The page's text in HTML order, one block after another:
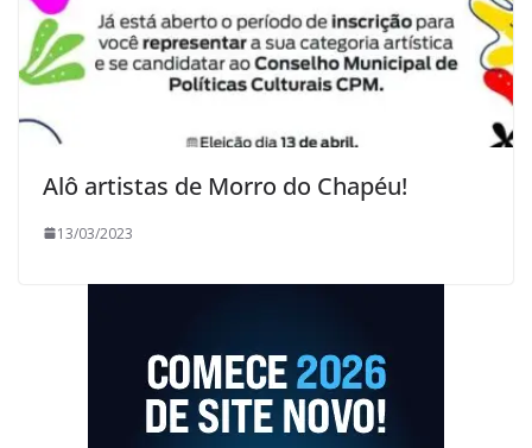
Alô artistas de Morro do Chapéu!
13/03/2023